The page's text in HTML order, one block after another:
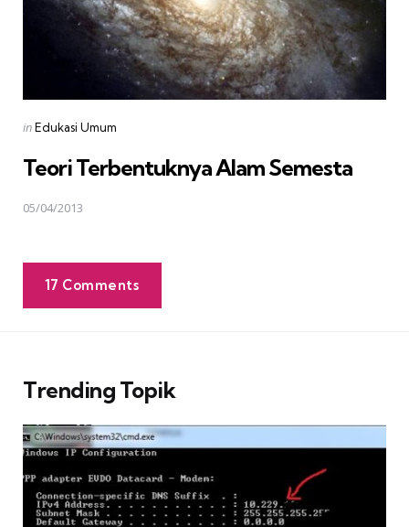
Posted
inEdukasi Umum
Teori Terbentuknya Alam Semesta
05/04/2013
17 Comments
Trending Topik